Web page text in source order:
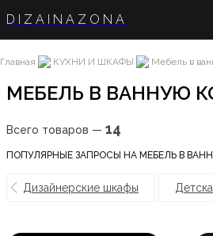
DIZAINAZONA
Главная КУХНИ И ШКАФЫ Мебель в
МЕБЕЛЬ В ВАННУЮ
Всего товаров — 14
ПОПУЛЯРНЫЕ ЗАПРОСЫ НА МЕБЕЛЬ В
Дизайнерские шкафы